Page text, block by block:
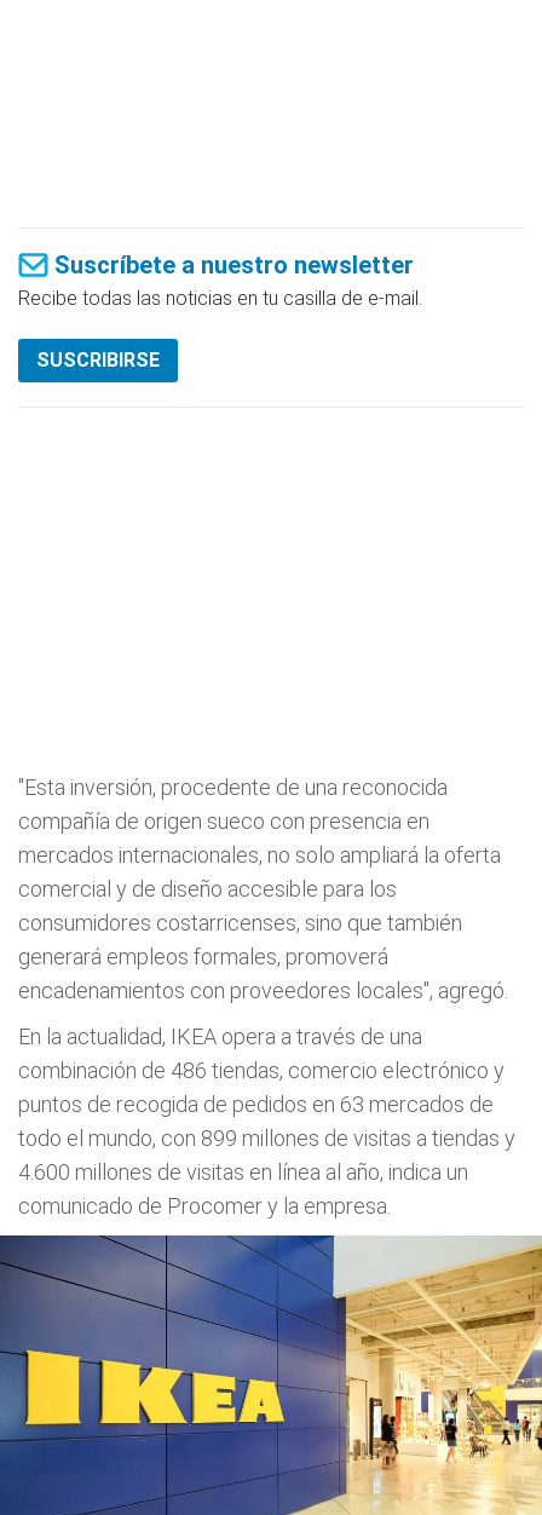
Suscríbete a nuestro newsletter
Recibe todas las noticias en tu casilla de e-mail.
SUSCRIBIRSE
"Esta inversión, procedente de una reconocida
compañía de origen sueco con presencia en
mercados internacionales, no solo ampliará la oferta
comercial y de diseño accesible para los
consumidores costarricenses, sino que también
generará empleos formales, promoverá
encadenamientos con proveedores locales", agregó.
En la actualidad, IKEA opera a través de una
combinación de 486 tiendas, comercio electrónico y
puntos de recogida de pedidos en 63 mercados de
todo el mundo, con 899 millones de visitas a tiendas y
4.600 millones de visitas en línea al año, indica un
comunicado de Procomer y la empresa.